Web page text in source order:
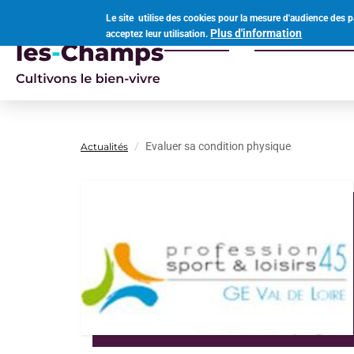
Le site utilise des cookies pour la mesure d'audience des
acceptez leur utilisation. Plus d'information
principal
principale
Votre mairie Vivre à
Actualités Evaluer sa condition physique